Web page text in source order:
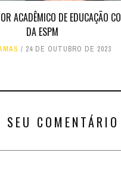
ACADÊMICO DE EDUCAÇÃO
DA ESPM
24 DE OUTUBRO DE 2023
SEU COMENTÁRIO